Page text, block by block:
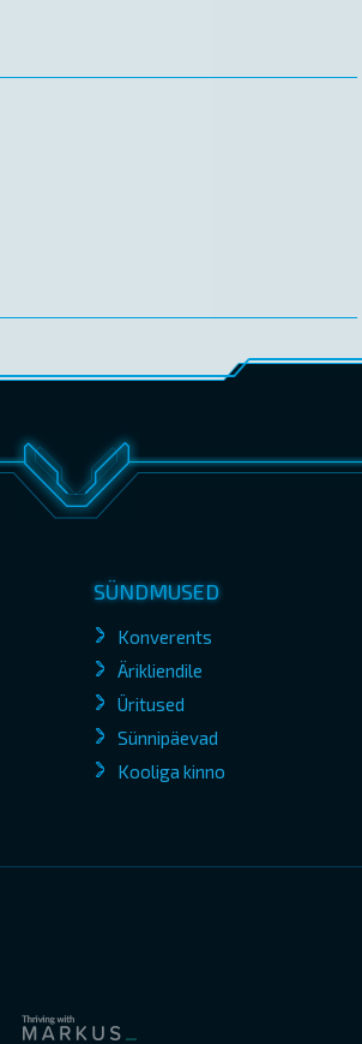
SÜNDMUSED
Konverents
Ärikliendile
Üritused
Sünnipäevad
Kooliga kinno